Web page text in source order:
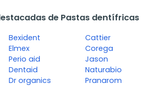
de Pastas dentífricas
Bexident
Elmex
Perio aid
Dentaid
Dr organics
Cattier
Corega
Jason
Naturabio
Pranarom